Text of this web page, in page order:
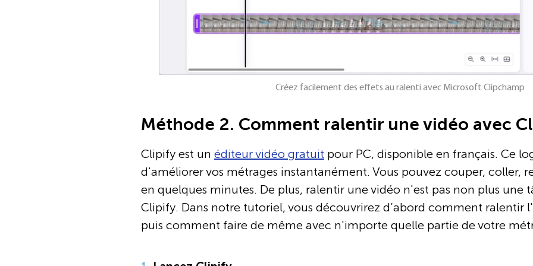
Créez facilement des effets au ralenti avec Microsoft Clipchamp
Méthode 2. Comment ralentir une vidéo avec
Clipify est un éditeur vidéo gratuit pour PC, disponible en français. Ce
d'améliorer vos métrages instantanément. Vous pouvez couper, coller,
en quelques minutes. De plus, ralentir une vidéo n'est pas non plus une
Clipify. Dans notre tutoriel, vous découvrirez d’abord comment ralentir
puis comment faire de même avec n'importe quelle partie de votre